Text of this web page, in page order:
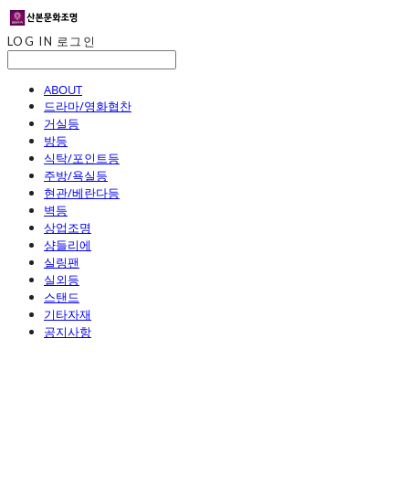
LOG IN 로그인
ABOUT
드라마/영화협찬
거실등
방등
식탁/포인트등
주방/욕실등
현관/베란다등
벽등
상업조명
샹들리에
실링팬
실외등
스탠드
기타자재
공지사항